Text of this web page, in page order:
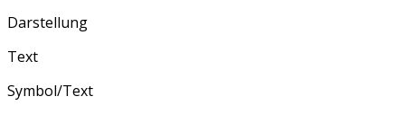
Darstellung
Text
Symbol/Text